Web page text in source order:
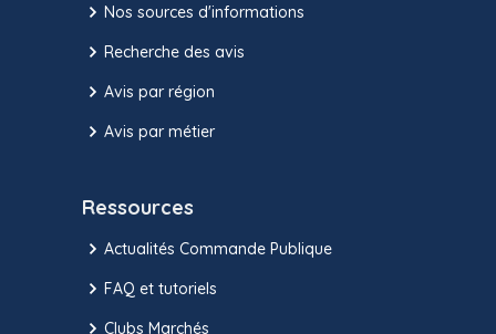
Nos sources d'informations
Recherche des avis
Avis par région
Avis par métier
Ressources
Actualités Commande Publique
FAQ et tutoriels
Clubs Marchés